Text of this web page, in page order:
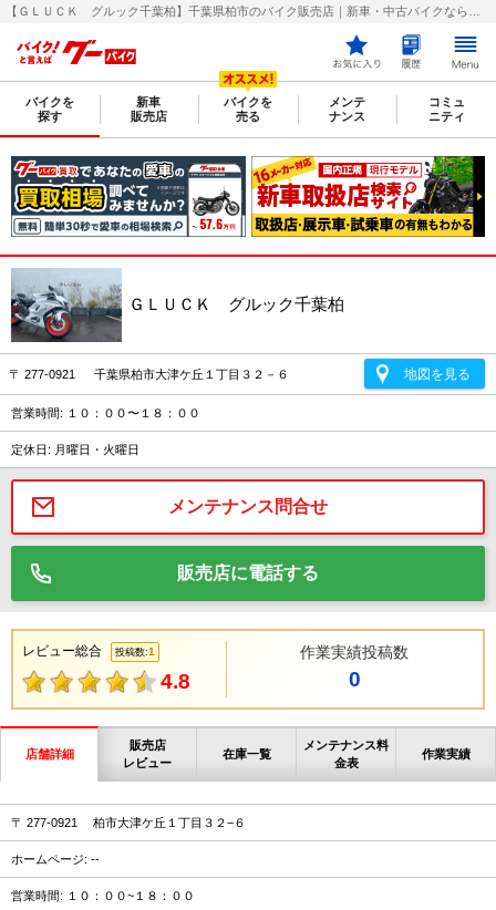
バイクを
探す
新車
販売店
バイクを
売る
メンテ
ナンス
コミュ
ニティ
ＧＬＵＣＫ グルック千葉柏
〒 277-0921 千葉県柏市大津ケ丘１丁目３２－６ 地図を見る
営業時間: １０：００〜１８：００
定休日: 月曜日・火曜日
メンテナンス問合せ
販売店に電話する
レビュー総合 投稿数:1
4.8
作業実績投稿数
0
店舗詳細
販売店
レビュー
在庫一覧
メンテナンス料
金表
作業実績
〒 277-0921 柏市大津ケ丘１丁目３２−６
ホームページ: --
営業時間: １０：００~１８：００